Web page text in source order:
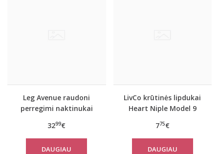
Leg Avenue raudoni
perregimi naktinukai
3299€
DAUGIAU
LivCo krūtinės lipdukai
Heart Niple Model 9
775€
DAUGIAU